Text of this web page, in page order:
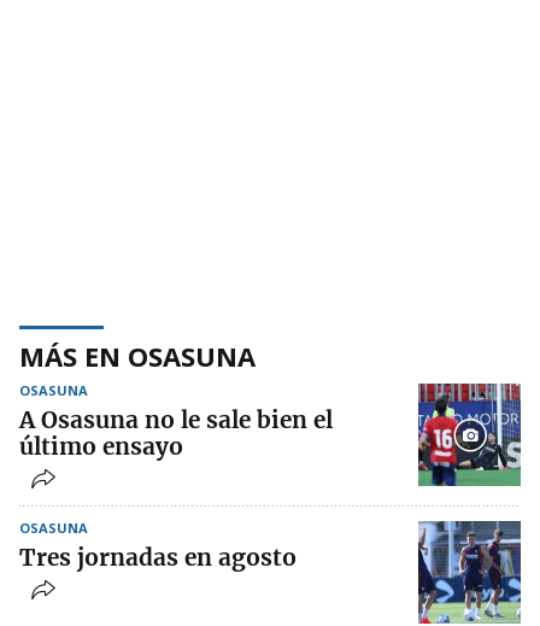
MÁS EN OSASUNA
OSASUNA
A Osasuna no le sale bien el
último ensayo
OSASUNA
Tres jornadas en agosto